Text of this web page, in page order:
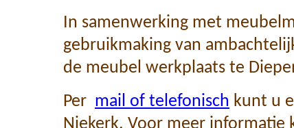
In samenwerking met
gebruikmaking van
de meubel werkplaats te
Per mail of telefonisch kunt u